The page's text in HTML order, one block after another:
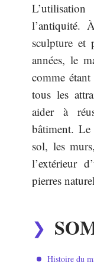
l’antiquité.
sculpture et
années, le
comme
tous les
aider à
bâtiment.
sol, les
l’extérieur
pierres
Histoire du